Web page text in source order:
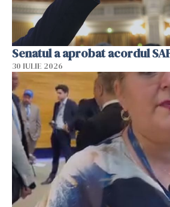
Senatul a aprobat acordul
30 IULIE 2026